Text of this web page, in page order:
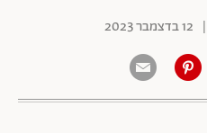
| 12 בדצמבר 2023